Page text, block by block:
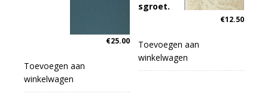
€25.00
Toevoegen aan
winkelwagen
sgroet.
€12.50
Toevoegen aan
winkelwagen